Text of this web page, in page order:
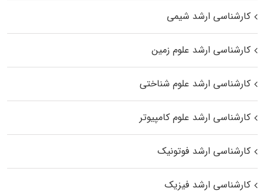
کارشناسی ارشد شیمی
کارشناسی ارشد علوم زمین
کارشناسی ارشد علوم شناختی
کارشناسی ارشد علوم کامپیوتر
کارشناسی ارشد فوتونیک
کارشناسی ارشد فیزیک